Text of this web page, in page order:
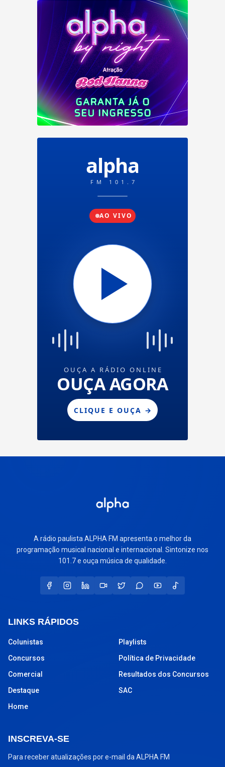
A rádio paulista ALPHA FM apresenta o melhor da
programação musical nacional e internacional. Sintonize nos
101.7 e ouça música de qualidade.
LINKS RÁPIDOS
Colunistas
Concursos
Comercial
Destaque
Home
Playlists
Política de Privacidade
Resultados dos Concursos
SAC
INSCREVA-SE
Para receber atualizações por e-mail da ALPHA FM